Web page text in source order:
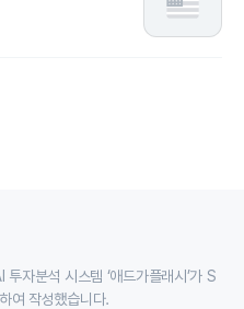
자분석 시스템 ‘애드가플래시’가 S
여 작성했습니다.